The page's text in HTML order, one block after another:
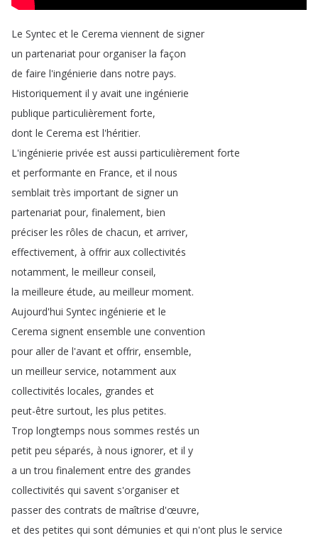
Le Syntec et le Cerema viennent de signer
un partenariat pour organiser la façon
de faire l'ingénierie dans notre pays.
Historiquement il y avait une ingénierie
publique particulièrement forte,
dont le Cerema est l'héritier.
L'ingénierie privée est aussi particulièrement forte
et performante en France, et il nous
semblait très important de signer un
partenariat pour, finalement, bien
préciser les rôles de chacun, et arriver,
effectivement, à offrir aux collectivités
notamment, le meilleur conseil,
la meilleure étude, au meilleur moment.
Aujourd'hui Syntec ingénierie et le
Cerema signent ensemble une convention
pour aller de l'avant et offrir, ensemble,
un meilleur service, notamment aux
collectivités locales, grandes et
peut-être surtout, les plus petites.
Trop longtemps nous sommes restés un
petit peu séparés, à nous ignorer, et il y
a un trou finalement entre des grandes
collectivités qui savent s'organiser et
passer des contrats de maîtrise d'œuvre,
et des petites qui sont démunies et qui n'ont plus le service